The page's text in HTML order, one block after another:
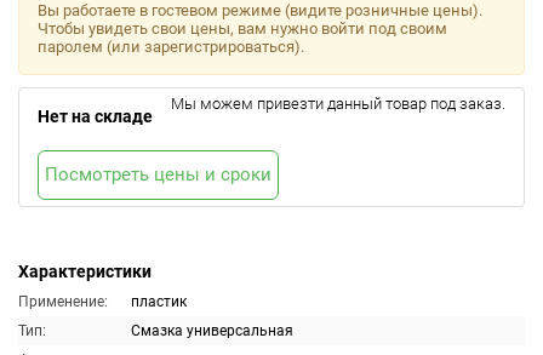
Характеристики
Применение:
пластик
Тип:
Смазка универсальная
Вы работаете в гостевом режиме (видите розничные цены).
Чтобы увидеть свои цены, вам нужно войти под своим
паролем (или зарегистрироваться).
Нет на складе
Мы можем привезти данный товар под заказ.
Посмотреть цены и сроки